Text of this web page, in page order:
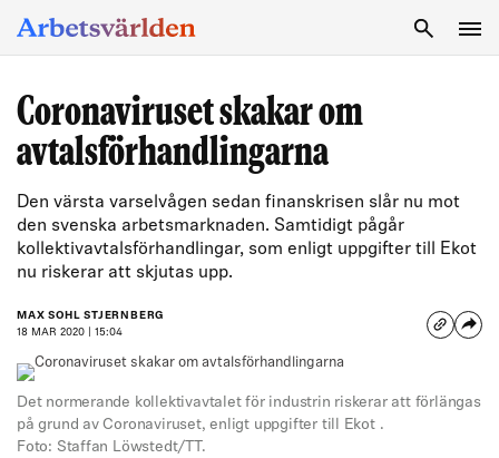
Coronaviruset skakar om
avtalsförhandlingarna
Den värsta varselvågen sedan finanskrisen slår nu mot
den svenska arbetsmarknaden. Samtidigt pågår
kollektivavtalsförhandlingar, som enligt uppgifter till Ekot
nu riskerar att skjutas upp.
MAX SOHL STJERNBERG
18 MAR 2020 | 15:04
Det normerande kollektivavtalet för industrin riskerar att förlängas
på grund av Coronaviruset, enligt uppgifter till Ekot .
Foto: Staffan Löwstedt/TT.